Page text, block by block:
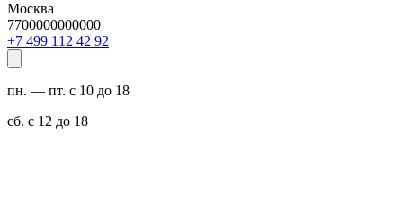
Москва
7700000000000
29 24 211 994 7+
пн. — пт. с 10 до 18
сб. с 12 до 18